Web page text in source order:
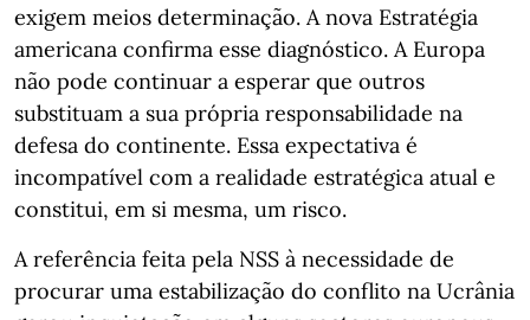
exigem meios determinação. A nova Estratégia
americana confirma esse diagnóstico. A Europa
não pode continuar a esperar que outros
substituam a sua própria responsabilidade na
defesa do continente. Essa expectativa é
incompatível com a realidade estratégica atual e
constitui, em si mesma, um risco.
A referência feita pela NSS à necessidade de
procurar uma estabilização do conflito na Ucrânia